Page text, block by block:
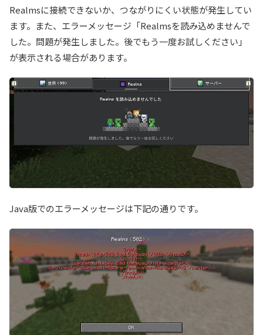
Realmsに接続できないか、つながりにくい状態が発生してい
ます。また、エラーメッセージ「Realmsを読み込めませんで
した。問題が発生しました。後でもう一度お試しください」
が表示される場合があります。
Java版でのエラーメッセージは下記の通りです。